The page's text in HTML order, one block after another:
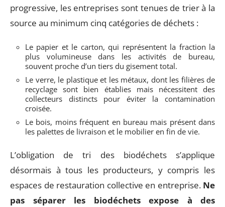
progressive, les entreprises sont tenues de trier à la
source au minimum cinq catégories de déchets :
Le papier et le carton, qui représentent la fraction la
plus volumineuse dans les activités de bureau,
souvent proche d’un tiers du gisement total.
Le verre, le plastique et les métaux, dont les filières de
recyclage sont bien établies mais nécessitent des
collecteurs distincts pour éviter la contamination
croisée.
Le bois, moins fréquent en bureau mais présent dans
les palettes de livraison et le mobilier en fin de vie.
L’obligation de tri des biodéchets s’applique
désormais à tous les producteurs, y compris les
espaces de restauration collective en entreprise. Ne
pas séparer les biodéchets expose à des